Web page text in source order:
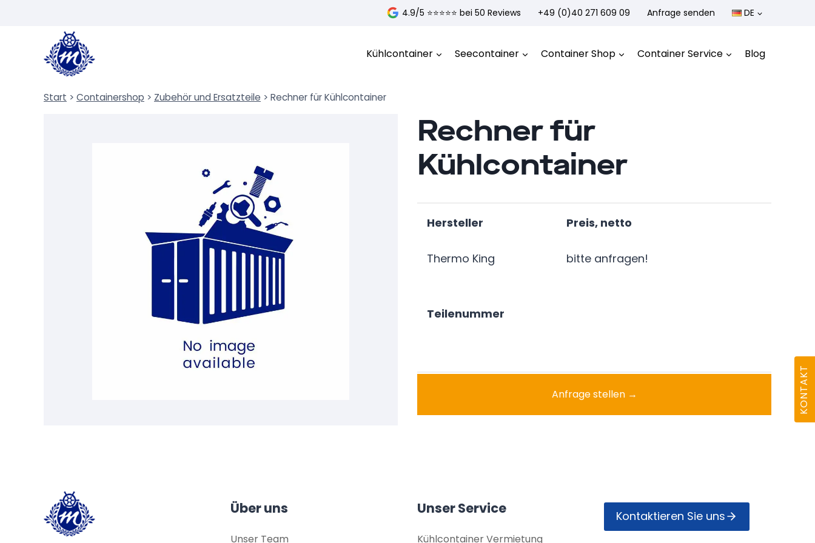
4.9/5 ⭐️⭐️⭐️⭐️⭐️ bei 50 Reviews +49 (0)40 271 609 09 Anfrage senden DE
Kühlcontainer Seecontainer Container Shop Container Service Blog
Start > Containershop > Zubehör und Ersatzteile > Rechner für Kühlcontainer
Rechner für
Kühlcontainer
Hersteller
Thermo King
Preis, netto
bitte anfragen!
Teilenummer
Anfrage stellen →
Über uns
Unser Team
Unser Service
Kühlcontainer Vermietung
Kontak­tieren Sie uns
KONTAKT